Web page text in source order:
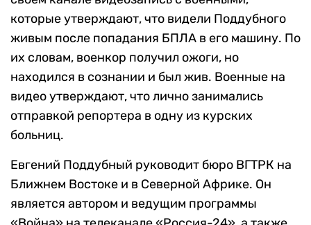
которые утверждают, что видели Поддубного
живым после попадания БПЛА в его машину. По
их словам, военкор получил ожоги, но
находился в сознании и был жив. Военные на
видео утверждают, что лично занимались
отправкой репортера в одну из курских
больниц.
Евгений Поддубный руководит бюро ВГТРК на
Ближнем Востоке и в Северной Африке. Он
является автором и ведущим программы